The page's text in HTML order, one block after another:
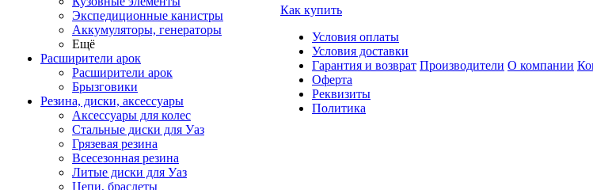
Экспедиционные канистры
Аккумуляторы, генераторы
Ещё
Расширители арок
Расширители арок
Брызговики
Резина, диски, аксессуары
Аксессуары для колес
Стальные диски для Уаз
Грязевая резина
Всесезонная резина
Литые диски для Уаз
Цепи, браслеты
Как купить
Условия оплаты
Условия доставки
Гарантия и возврат
Оферта
Реквизиты
Политика
Производители О компании